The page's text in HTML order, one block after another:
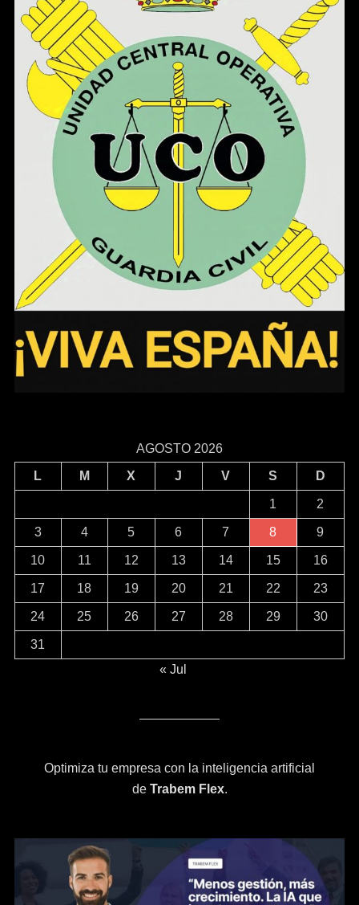
AGOSTO 2026
L
M X J V S D
1 2
3 4 5 6 7 8 9
10 11 12 13 14 15 16
17 18 19 20 21 22 23
24 25 26 27 28 29 30
31
« Jul
Optimiza tu empresa con la inteligencia artificial
de Trabem Flex.